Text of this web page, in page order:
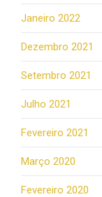
Janeiro 2022
Dezembro 2021
Setembro 2021
Julho 2021
Fevereiro 2021
Março 2020
Fevereiro 2020